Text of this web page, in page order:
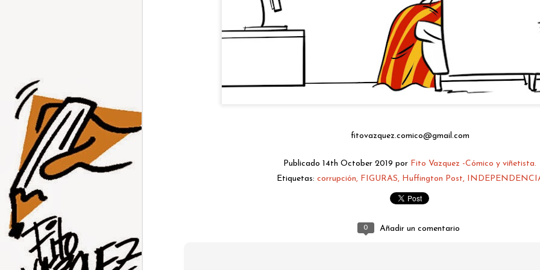
fitovazquez.comico@gmail.com
Publicado 14th October 2019 por Fito Vazquez -Cómico y viñetista.
Etiquetas: corrupción FIGURAS Huffington Post
0 Añadir un comentario
PublicadoYesterday porFito Vazquez -Cómico y viñetista.